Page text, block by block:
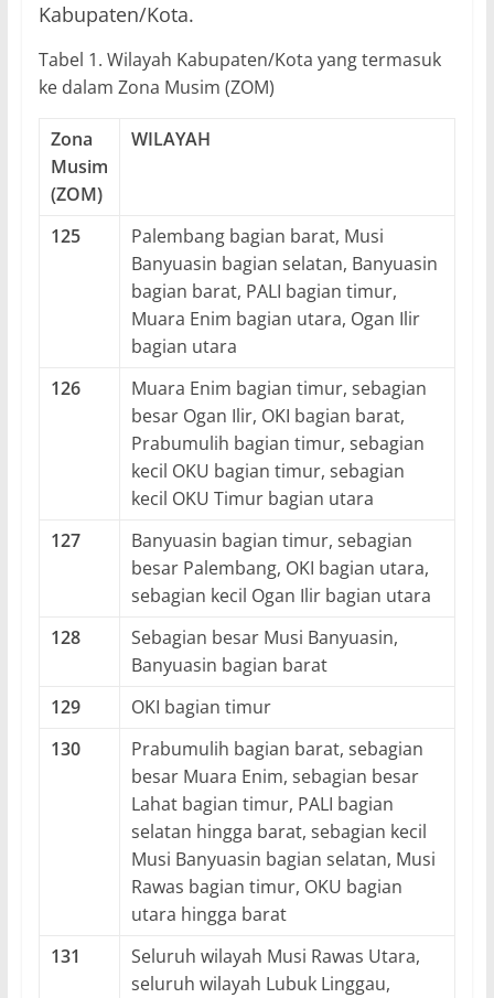
Kabupaten/Kota.
Tabel 1. Wilayah Kabupaten/Kota yang termasuk
ke dalam Zona Musim (ZOM)
Zona
Musim
(ZOM)
WILAYAH
125
Palembang bagian barat, Musi
Banyuasin bagian selatan, Banyuasin
bagian barat, PALI bagian timur,
Muara Enim bagian utara, Ogan Ilir
bagian utara
126
Muara Enim bagian timur, sebagian
besar Ogan Ilir, OKI bagian barat,
Prabumulih bagian timur, sebagian
kecil OKU bagian timur, sebagian
kecil OKU Timur bagian utara
127
Banyuasin bagian timur, sebagian
besar Palembang, OKI bagian utara,
sebagian kecil Ogan Ilir bagian utara
128
Sebagian besar Musi Banyuasin,
Banyuasin bagian barat
129
OKI bagian timur
130
Prabumulih bagian barat, sebagian
besar Muara Enim, sebagian besar
Lahat bagian timur, PALI bagian
selatan hingga barat, sebagian kecil
Musi Banyuasin bagian selatan, Musi
Rawas bagian timur, OKU bagian
utara hingga barat
131
Seluruh wilayah Musi Rawas Utara,
seluruh wilayah Lubuk Linggau,